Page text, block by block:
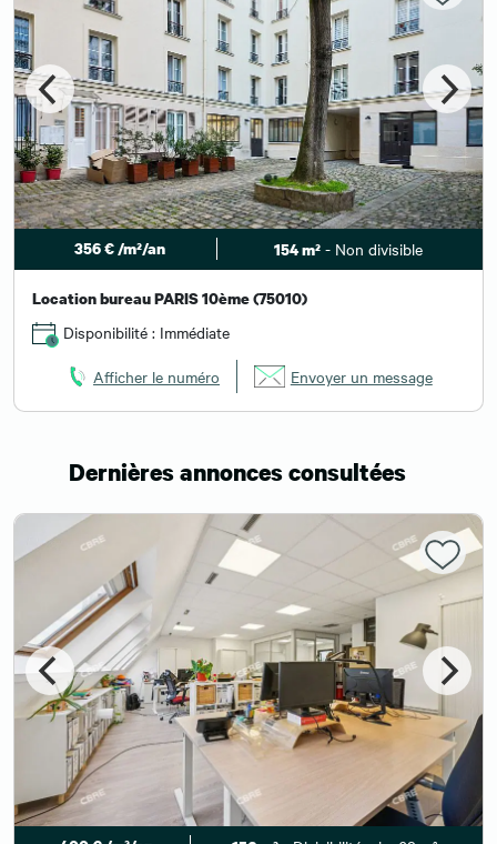
356 € /m²/an 154 m² - Non divisible
Location bureau PARIS 10ème (75010)
Disponibilité : Immédiate
Afficher le numéro Envoyer un message
Dernières annonces consultées